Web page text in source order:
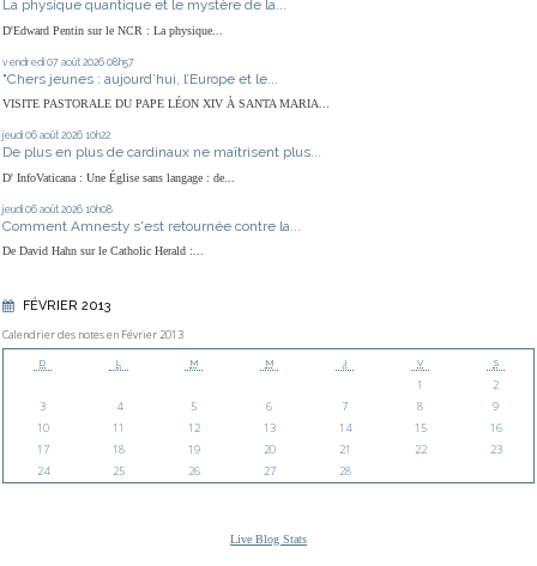
La physique quantique et le mystère de la...
D'Edward Pentin sur le NCR : La physique...
vendredi 07 août 2026 08h57
"Chers jeunes : aujourd’hui, l’Europe et le...
VISITE PASTORALE DU PAPE LÉON XIV À SANTA MARIA...
jeudi 06 août 2026 10h22
De plus en plus de cardinaux ne maîtrisent plus...
D' InfoVaticana : Une Église sans langage : de...
jeudi 06 août 2026 10h08
Comment Amnesty s'est retournée contre la...
De David Hahn sur le Catholic Herald :...
FÉVRIER 2013
Calendrier des notes en Février 2013
D L M M J V S
1
2
3
4 5 6 7 8
9
10
11 12 13 14 15
16
17
18 19 20 21 22
23
24
25 26 27 28
Live Blog Stats